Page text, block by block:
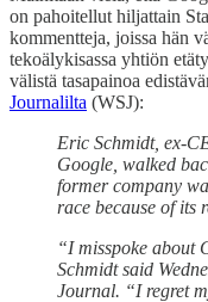
on pahoitellut hiljattain
kommentteja, joissa hän
tekoälykisassa yhtiön
välistä tasapainoa
Journalilta (WSJ):
Eric Schmidt, ex-
Google, walked
former company
race because of its
“I misspoke about
Schmidt said
Journal. “I regret